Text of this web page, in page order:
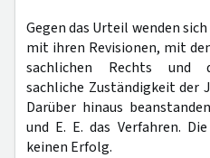
Gegen das Urteil wenden
mit ihren Revisionen, mit
sachlichen Rechts und
sachliche Zuständigkeit der
Darüber hinaus
und E. E. das Verfahren.
keinen Erfolg.